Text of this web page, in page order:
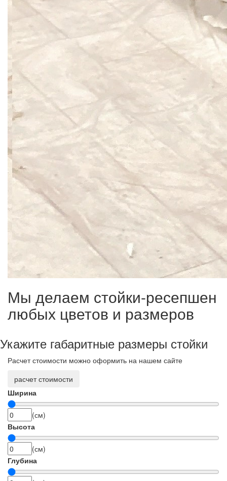
Мы делаем стойки-ресепшен
любых цветов и размеров
Укажите габаритные размеры стойки
Расчет стоимости можно оформить на нашем сайте
расчет стоимости
Ширина
(см)
Высота
(см)
Глубина